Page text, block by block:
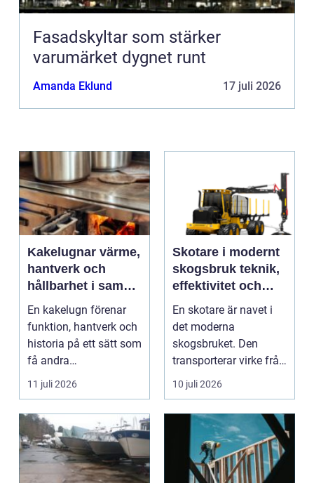
Fasadskyltar som stärker
varumärket dygnet runt
Amanda Eklund 17 juli 2026
Kakelugnar värme,
hantverk och
hållbarhet i samma
eldstad
En kakelugn förenar
funktion, hantverk och
historia på ett sätt som
få andra
inredningsdetaljer
gör....
11 juli 2026
Skotare i modernt
skogsbruk teknik,
effektivitet och
hållbarhet
En skotare är navet i
det moderna
skogsbruket. Den
transporterar virke från
avverkningsplatsen till
10 juli 2026